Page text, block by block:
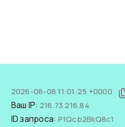
2026-08-08 11:01:25 +0000
Ваш IP: 216.73.216.84
ID запроса: P1Qcb2BkQ8c1